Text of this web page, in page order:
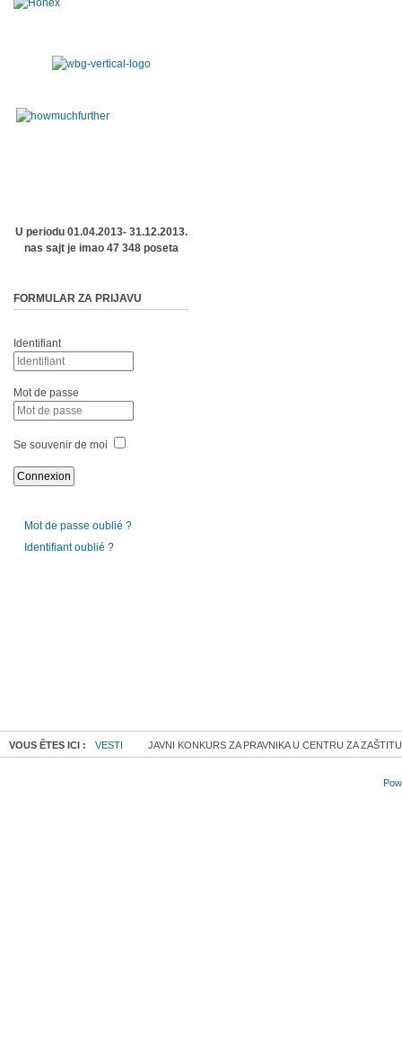
U periodu 01.04.2013- 31.12.2013.
nas sajt je imao 47 348 poseta
FORMULAR ZA PRIJAVU
Identifiant
Mot de passe
Se souvenir de moi
Mot de passe oublié ?
Identifiant oublié ?
VOUS ÊTES ICI : VESTI JAVNI KONKURS ZA PRAVNIKA U CENTRU ZA